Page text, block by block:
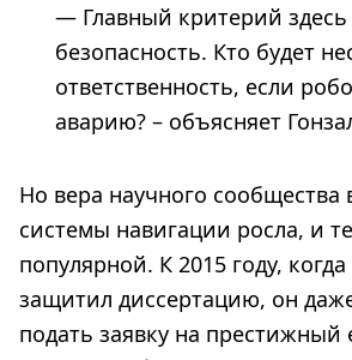
— Главный критерий здесь
безопасность. Кто будет
ответственность, если
аварию? – объясняет
Но вера научного сообщества
системы навигации росла, и
популярной. К 2015 году, когда
защитил диссертацию, он
подать заявку на престижный